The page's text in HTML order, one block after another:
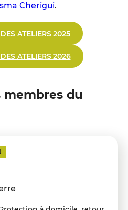
Cherigui.
ATELIERS 2025
ATELIERS 2026
membres du